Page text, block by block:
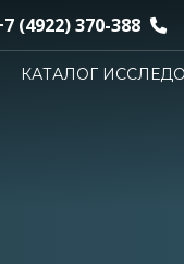
(4922) 370-388
КАТАЛОГ